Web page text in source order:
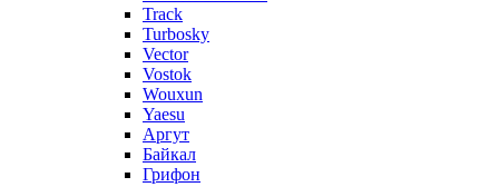
Track
Turbosky
Vector
Vostok
Wouxun
Yaesu
Аргут
Байкал
Грифон